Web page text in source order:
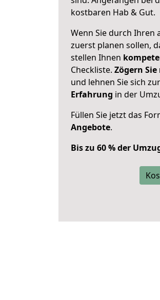
kostbaren Hab & Gut.
Wenn Sie durch Ihren
zuerst planen sollen,
stellen Ihnen
Checkliste. Zögern
und lehnen Sie sich
Erfahrung in der
Füllen Sie jetzt das
Angebote.
Bis zu 60 % der